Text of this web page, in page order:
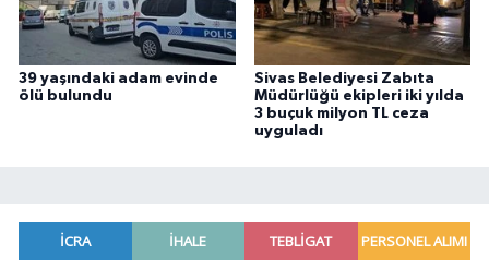
39 yaşındaki adam evinde
ölü bulundu
Sivas Belediyesi Zabıta
Müdürlüğü ekipleri iki yılda
3 buçuk milyon TL ceza
uyguladı